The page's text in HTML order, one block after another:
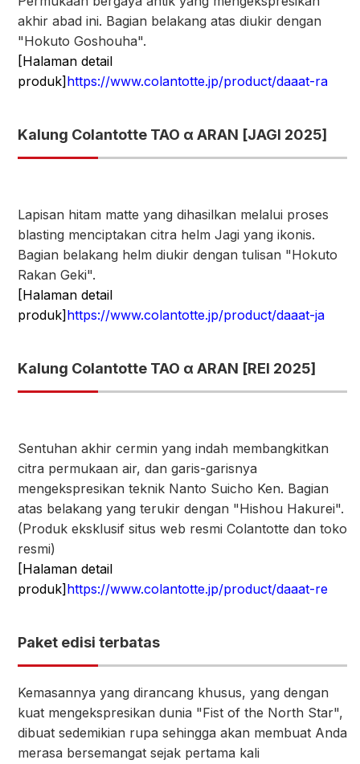
akhir abad ini. Bagian belakang atas diukir dengan
"Hokuto Goshouha".
[Halaman detail
produk] https://www.colantotte.jp/product/daaat-ra
Kalung Colantotte TAO α ARAN [JAGI 2025]
Lapisan hitam matte yang dihasilkan melalui proses
blasting menciptakan citra helm Jagi yang ikonis.
Bagian belakang helm diukir dengan tulisan "Hokuto
Rakan Geki".
[Halaman detail
produk] https://www.colantotte.jp/product/daaat-ja
Kalung Colantotte TAO α ARAN [REI 2025]
Sentuhan akhir cermin yang indah membangkitkan
citra permukaan air, dan garis-garisnya
mengekspresikan teknik Nanto Suicho Ken. Bagian
atas belakang yang terukir dengan "Hishou Hakurei".
(Produk eksklusif situs web resmi Colantotte dan toko
resmi)
[Halaman detail
produk] https://www.colantotte.jp/product/daaat-re
Paket edisi terbatas
Kemasannya yang dirancang khusus, yang dengan
kuat mengekspresikan dunia "Fist of the North Star",
dibuat sedemikian rupa sehingga akan membuat Anda
merasa bersemangat sejak pertama kali